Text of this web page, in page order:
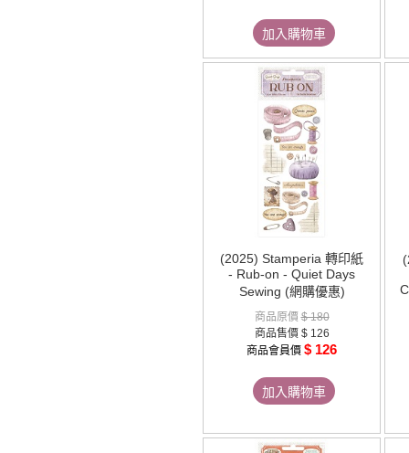
加入購物車
(2025) Stamperia 轉印紙
- Rub-on - Quiet Days
Sewing (網購優惠)
商品原價$ 180
商品售價 $ 126
商品會員價 $ 126
加入購物車